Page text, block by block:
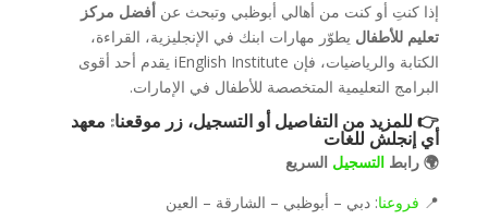
إذا كنتِ أو كنت من أهالي أبوظبي وتبحث عن أفضل مركز
تعليم للأطفال يطوّر مهارات ابنك في الإنجليزية، القراءة،
الكتابة والرياضيات، فإن iEnglish Institute يقدم أحد أقوى
البرامج التعليمية المتخصصة للأطفال في الإمارات.
👉 للمزيد من التفاصيل أو التسجيل، زر موقعنا: معهد
أي إنجلش للغات
🌍 رابط التسجيل السريع
📍 فروعنا: دبي – أبوظبي – الشارقة – العين